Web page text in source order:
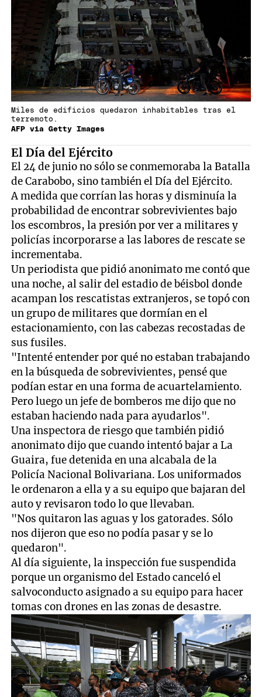
AFP via Getty Images
Miles de edificios quedaron inhabitables tras el
terremoto.
El Día del Ejército
El 24 de junio no sólo se conmemoraba la Batalla
de Carabobo, sino también el Día del Ejército.
A medida que corrían las horas y disminuía la
probabilidad de encontrar sobrevivientes bajo
los escombros, la presión por ver a militares y
policías incorporarse a las labores de rescate se
incrementaba.
Un periodista que pidió anonimato me contó que
una noche, al salir del estadio de béisbol donde
acampan los rescatistas extranjeros, se topó con
un grupo de militares que dormían en el
estacionamiento, con las cabezas recostadas de
sus fusiles.
"Intenté entender por qué no estaban trabajando
en la búsqueda de sobrevivientes, pensé que
podían estar en una forma de acuartelamiento.
Pero luego un jefe de bomberos me dijo que no
estaban haciendo nada para ayudarlos".
Una inspectora de riesgo que también pidió
anonimato dijo que cuando intentó bajar a La
Guaira, fue detenida en una alcabala de la
Policía Nacional Bolivariana. Los uniformados
le ordenaron a ella y a su equipo que bajaran del
auto y revisaron todo lo que llevaban.
"Nos quitaron las aguas y los gatorades. Sólo
nos dijeron que eso no podía pasar y se lo
quedaron".
Al día siguiente, la inspección fue suspendida
porque un organismo del Estado canceló el
salvoconducto asignado a su equipo para hacer
tomas con drones en las zonas de desastre.